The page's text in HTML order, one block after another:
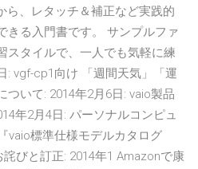
ら、レタッチ＆補正など実践的
きる入門書です。 サンプルファ
スタイルで、一人でも気軽に練
: vgf-cp1向け 「週間天気」「運
いて: 2014年2月6日: vaio製品
年2月4日: パーソナルコンピュ
vaio標準仕様モデルカタログ
詫びと訂正: 2014年1 Amazonで康